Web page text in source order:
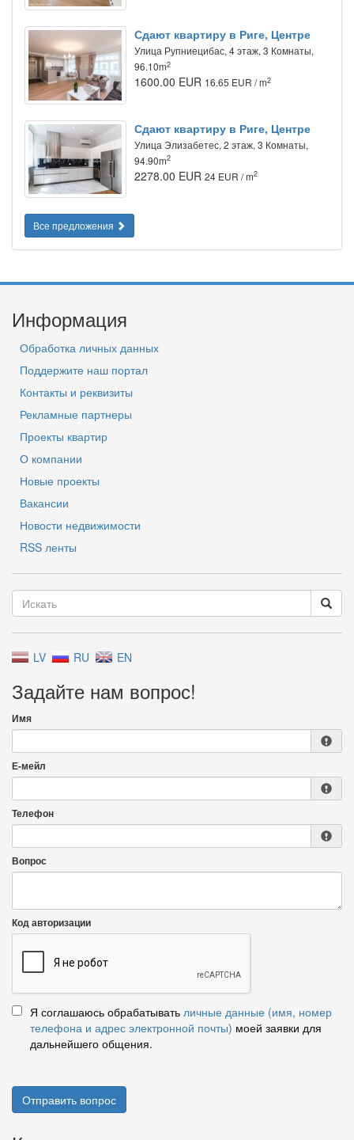
Сдают квартиру в Риге, Центре
Улица Рупниецибас, 4 этаж, 3 Комнаты,
96.10m2
1600.00 EUR 16.65 EUR / m2
Сдают квартиру в Риге, Центре
Улица Элизабетес, 2 этаж, 3 Комнаты,
94.90m2
2278.00 EUR 24 EUR / m2
Все предложения
Информация
Обработка личных данных
Поддержите наш портал
Контакты и реквизиты
Рекламные партнеры
Проекты квартир
О компании
Новые проекты
Вакансии
Новости недвижимости
RSS ленты
LV RU EN
Задайте нам вопрос!
Имя
Е-мейл
Телефон
Вопрос
Код авторизации
Я соглашаюсь обрабатывать личные данные (имя, номер
телефона и адрес электронной почты) моей заявки для
дальнейшего общения.
Отправить вопрос